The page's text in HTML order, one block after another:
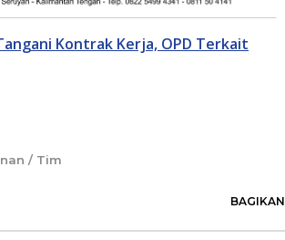
Kontrak Kerja, OPD Terkait
/ Tim
BAGIKAN